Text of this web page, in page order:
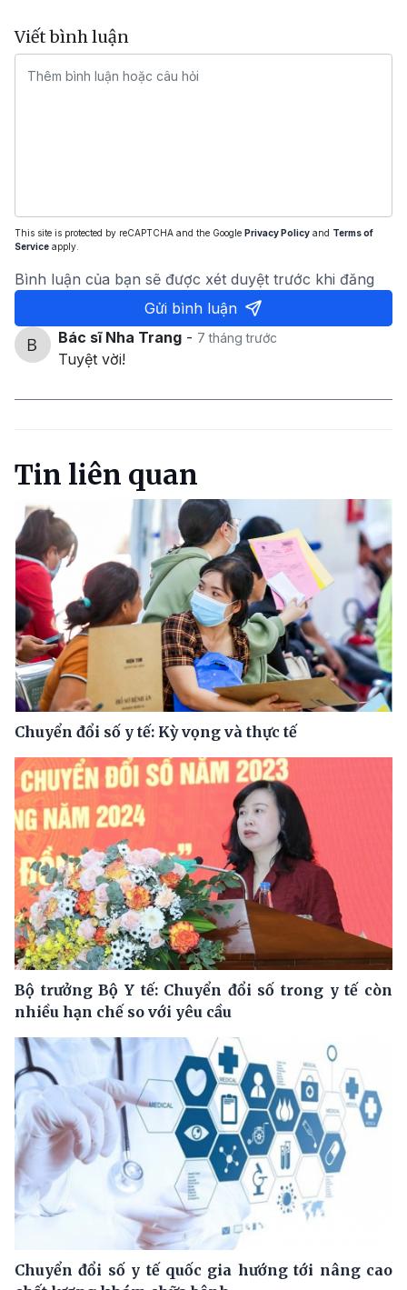
Viết bình luận
This site is protected by reCAPTCHA and the Google Privacy Policy and Terms of
Service apply.
Bình luận của bạn sẽ được xét duyệt trước khi đăng
Gửi bình luận
Bác sĩ Nha Trang - 7 tháng trước
Tuyệt vời!
Tin liên quan
Chuyển đổi số y tế: Kỳ vọng và thực tế
Bộ trưởng Bộ Y tế: Chuyển đổi số trong y tế còn
nhiều hạn chế so với yêu cầu
Chuyển đổi số y tế quốc gia hướng tới nâng cao